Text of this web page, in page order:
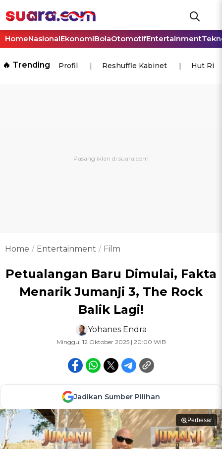
HomeNasionalEkonomiBolaOtomotifEntertainment
🔥 Trending Profil Reshuffle Kabinet Hut Ri
Home Entertainment Film
Petualangan Baru Dimulai, Fakta
Menarik Jumanji 3, The Rock
Balik Lagi!
Yohanes Endra
Minggu, 12 Oktober 2025 | 20:00 WIB
Jadikan Sumber Pilihan
Perbesar